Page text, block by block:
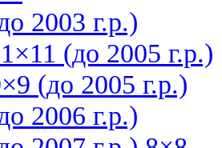
2003 г.р.)
(до 2005 г.р.)
(до 2005 г.р.)
2006 г.р.)